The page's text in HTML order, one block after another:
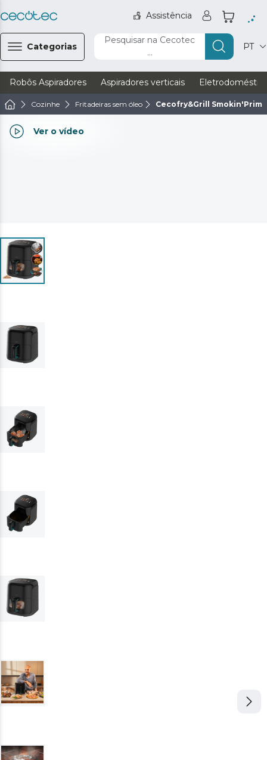
Assistência
Categorias
Pesquisar na Cecotec
...
PT
Robôs Aspiradores Aspiradores verticais
Cozinhe Fritadeiras sem óleo Cecofry&Grill
Ver o vídeo